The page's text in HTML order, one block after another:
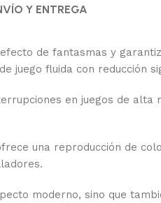
Y ENTREGA
de fantasmas y
juego fluida con reducción
en juegos de
una reproducción de
moderno, sino que